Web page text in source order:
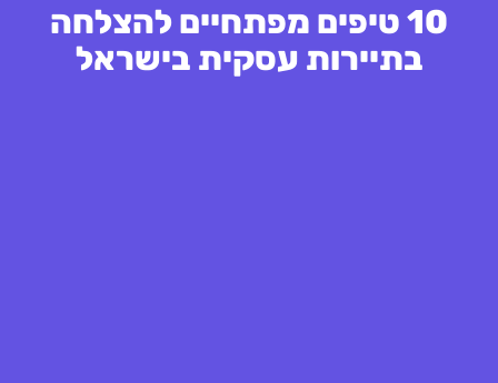
10 טיפים מפתחיים להצלחה
בתיירות עסקית בישראל